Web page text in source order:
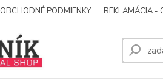
OBCHODNÉ PODMIENKY REKLAMÁCIA -